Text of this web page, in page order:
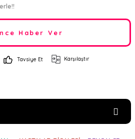
Haber Ver
Tavsiye Et Karşılaştır